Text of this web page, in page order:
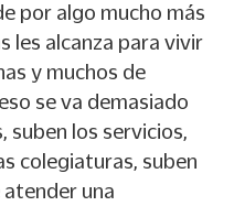
por algo mucho más
les alcanza para vivir
y muchos de
se va demasiado
suben los servicios,
colegiaturas, suben
atender una